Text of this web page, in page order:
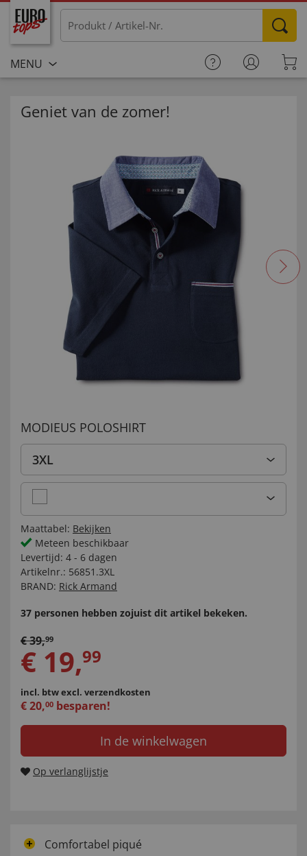
MENU
Geniet van de zomer!
MODIEUS POLOSHIRT
3XL
Maattabel: Bekijken
Meteen beschikbaar
Levertijd: 4 - 6 dagen
Artikelnr.: 56851.3XL
BRAND: Rick Armand
37 personen hebben zojuist dit artikel bekeken.
€39,99
€ 19,99
incl. btwexcl. verzendkosten
€20,00 besparen!
In de winkelwagen
Op verlanglijstje
Comfortabel piqué